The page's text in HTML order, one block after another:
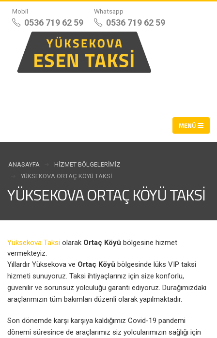
Mobil
0536 719 62 59
Whatsapp
0536 719 62 59
ANASAYFA
HIZMET BÖLGELERIMIZ
YÜKSEKOVA ORTAÇ KÖYÜ TAKSI
YÜKSEKOVA ORTAÇ KÖYÜ TAKSI
Yüksekova Taksi olarak Ortaç Köyü bölgesine hizmet
vermekteyiz.
Yıllardır Yüksekova ve Ortaç Köyü bölgesinde lüks VIP taksi
hizmeti sunuyoruz. Taksi ihtiyaçlarınız için size konforlu,
güvenilir ve sorunsuz yolculuğu garanti ediyoruz. Durağımızdaki
araçlarımızın tüm bakımları düzenli olarak yapılmaktadır.
Son dönemde karşı karşıya kaldığımız Covid-19 pandemi
dönemi süresince de araçlarımız siz yolcularımızın sağlığı için